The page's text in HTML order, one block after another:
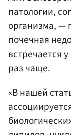
патологии,
организма, —
почечная
встречается
раз чаще.
«В нашей